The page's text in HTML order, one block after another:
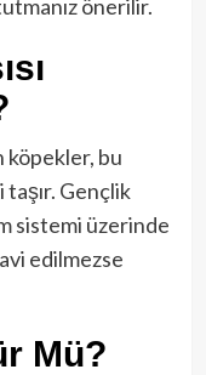
önerilir.
köpekler, bu
taşır. Gençlik
sistemi üzerinde
edilmezse
Mü?